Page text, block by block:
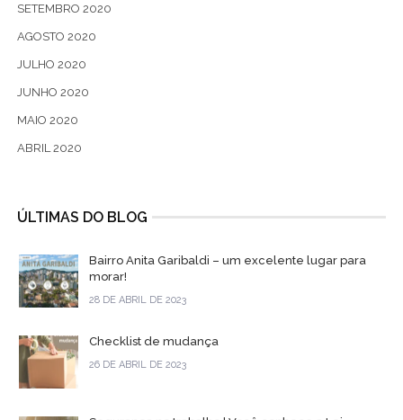
SETEMBRO 2020
AGOSTO 2020
JULHO 2020
JUNHO 2020
MAIO 2020
ABRIL 2020
ÚLTIMAS DO BLOG
Bairro Anita Garibaldi – um excelente lugar para
morar!
28 DE ABRIL DE 2023
Checklist de mudança
26 DE ABRIL DE 2023